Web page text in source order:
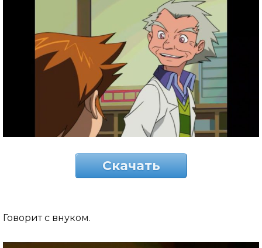
Скачать
Говорит с внуком.